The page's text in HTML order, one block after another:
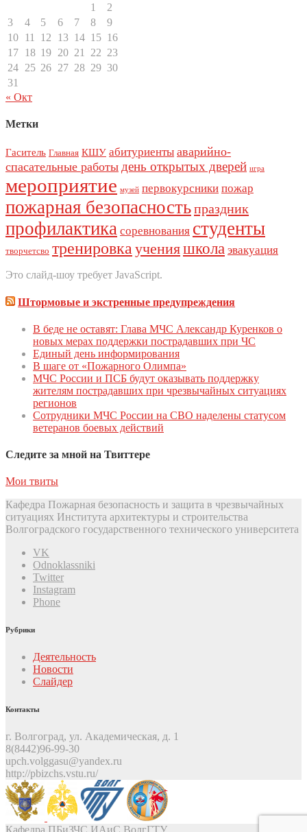
1
2
3
4 5 6 7 8
9
10 11 12 13 14 15 16
17 18 19 20 21 22 23
24 25 26 27 28 29 30
31
« Окт
Метки
Гаситель Главная КШУ абитуриенты аварийно-
спасательные работы день открытых дверей игра
мероприятие музей первокурсники пожар
пожарная безопасностьпраздник
профилактика соревнования студенты
творчетсво тренировкаученияшкола эвакуация
Это слайд-шоу требует JavaScript.
Штормовые и экстренные предупреждения
В беде не оставят: Глава МЧС Александр Куренков о
новых мерах поддержки пострадавших при ЧС
Единый день инфoрмирoвания
В шаге от «Пожарного Олимпа»
МЧС России и ПСБ будут оказывать поддержку
жителям пострадавших при чрезвычайных ситуациях
регионов
Сотрудники МЧС России на СВО наделены статусом
ветеранов боевых действий
Следите за мной на Твиттере
Мои твиты
Кафедра Пожарная безопасность и защита в чрезвычайных
ситуациях Института архитектуры и строительства
Волгоградского государственного технического университета
VK
Odnoklassniki
Twitter
Instagram
Phone
Рубрики
Деятельность
Новости
Слайдер
Контакты
г. Волгоград, ул. Академическая, д. 1
8(8442)96-99-30
upch.volggasu@yandex.ru
http://pbizchs.vstu.ru/